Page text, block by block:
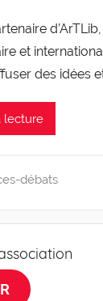
r
g
l
v
i
et
des idées
lecture
débats